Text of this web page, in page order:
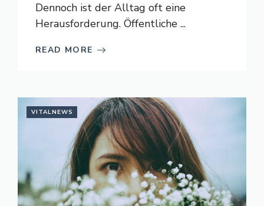
Dennoch ist der Alltag oft eine
Herausforderung. Öffentliche ...
READ MORE
VITALNEWS